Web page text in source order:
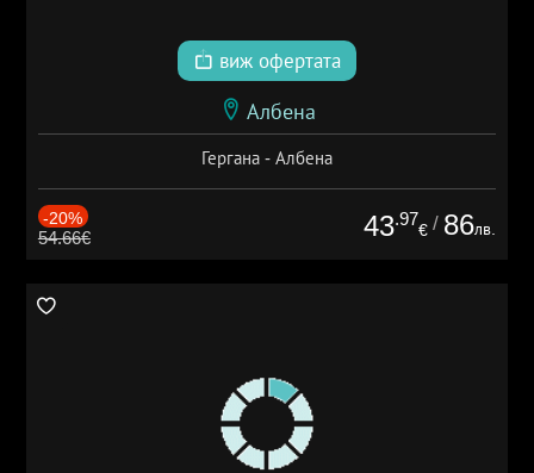
виж офертата
Албена
Гергана - Албена
-20%
54.66€ 43.97
€ / 86лв.